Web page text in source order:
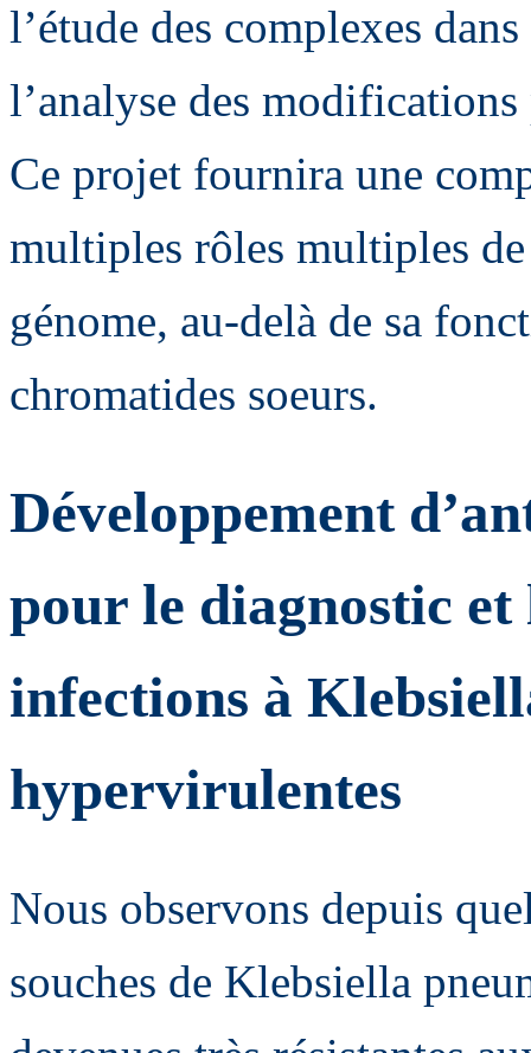
l’étude des complexes
l’analyse des
Ce projet fournira une
multiples rôles multiples
génome, au-delà de sa
chromatides soeurs.
Développement
pour le diagnostic
infections à
hypervirulentes
Nous observons depuis
souches de Klebsiella